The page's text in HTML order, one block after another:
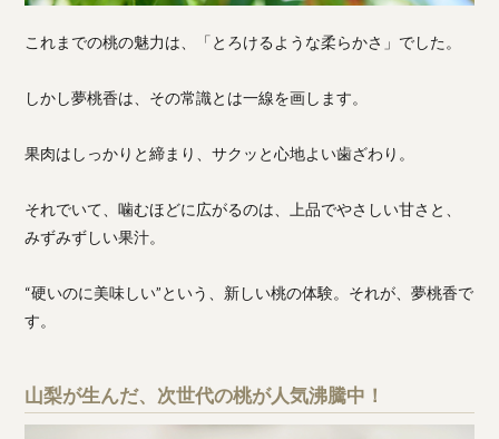
これまでの桃の魅力は、「とろけるような柔らかさ」でした。
しかし夢桃香は、その常識とは一線を画します。
果肉はしっかりと締まり、サクッと心地よい歯ざわり。
それでいて、噛むほどに広がるのは、上品でやさしい甘さと、
みずみずしい果汁。
“硬いのに美味しい”という、新しい桃の体験。それが、夢桃香で
す。
山梨が生んだ、次世代の桃が人気沸騰中！